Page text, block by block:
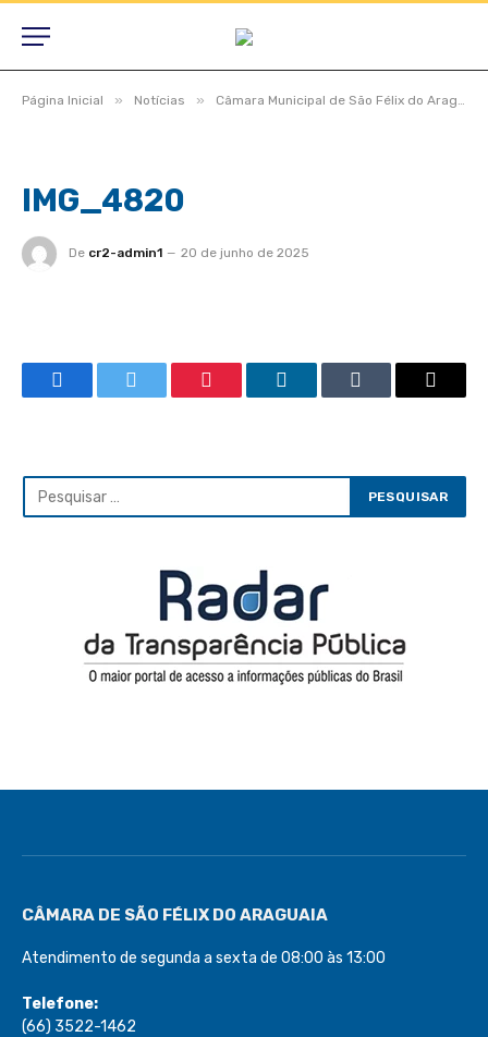
Página Inicial » Notícias » Câmara Municipal de São Félix do Araguaia aprova projetos relevantes e reforça compromisso com a população durante sessão ordinária
IMG_4820
De cr2-admin1 20 de junho de 2025
FacebookTwitter Pinterest LinkedInTumblr Email
CÂMARA DE SÃO FÉLIX DO ARAGUAIA
Atendimento de segunda a sexta de 08:00 às 13:00
Telefone:
(66) 3522-1462